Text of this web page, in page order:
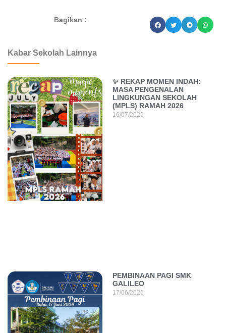
Bagikan :
Kabar Sekolah Lainnya
✨ REKAP MOMEN INDAH:
MASA PENGENALAN
LINGKUNGAN SEKOLAH
(MPLS) RAMAH 2026
16/07/2026
PEMBINAAN PAGI SMK
GALILEO
17/06/2026